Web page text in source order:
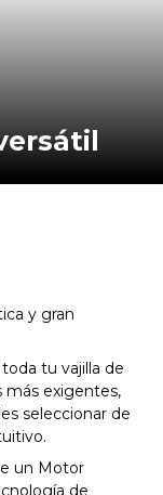
y gran
toda tu vajilla de
más exigentes,
seleccionar de
un Motor
de